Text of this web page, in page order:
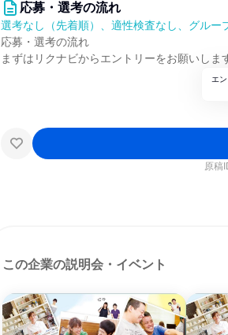
応募・選考の流れ
選考なし（先着順）、適性検査なし、グルー
応募・選考の流れ
まずはリクナビからエントリーをお願いしま
エ
原稿
この企業の説明会・イベント